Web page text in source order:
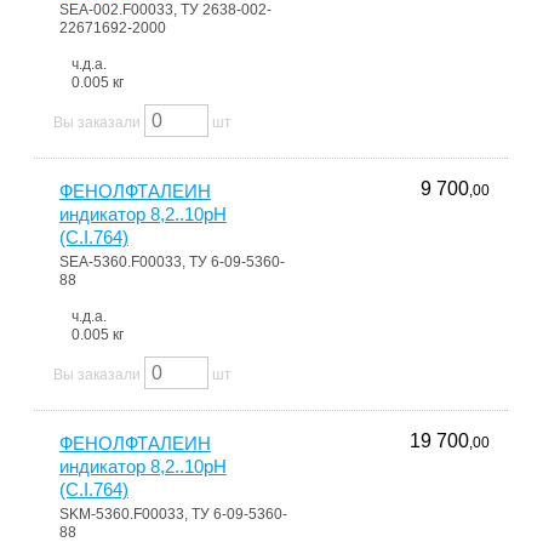
SEA-002.F00033, ТУ 2638-002-
22671692-2000
ч.д.а.
0.005 кг
Вы заказали шт
ФЕНОЛФТАЛЕИН
индикатор 8,2..10pH
(C.I.764)
SEA-5360.F00033, ТУ 6-09-5360-
88
ч.д.а.
0.005 кг
9 700,00
Вы заказали шт
ФЕНОЛФТАЛЕИН
индикатор 8,2..10pH
(C.I.764)
SKM-5360.F00033, ТУ 6-09-5360-
88
19 700,00